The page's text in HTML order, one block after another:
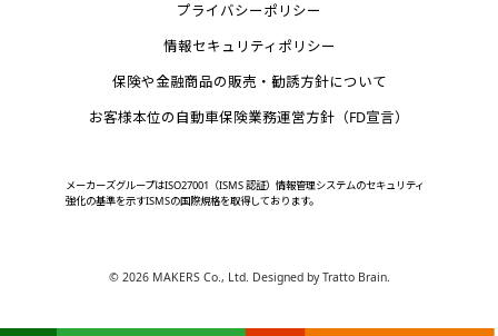
プライバシーポリシー
情報セキュリティポリシー
保険や金融商品の販売・勧誘方針について
お客様本位の自動車保険業務運営方針（FD宣言）
メーカーズグループはISO27001（ISMS 認証）情報管理システムのセキュリティ
強化の基準を示すISMSの国際規格を取得しております。
© 2026 MAKERS Co., Ltd. Designed byTratto Brain.